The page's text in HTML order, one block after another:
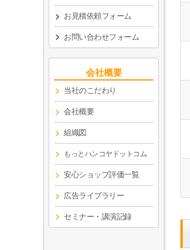
お見積依頼フォーム
お問い合わせフォーム
会社概要
当社のこだわり
会社概要
組織図
もっとハンコヤドットコム
安心ショップ評価一覧
広告ライブラリー
セミナー・講演記録